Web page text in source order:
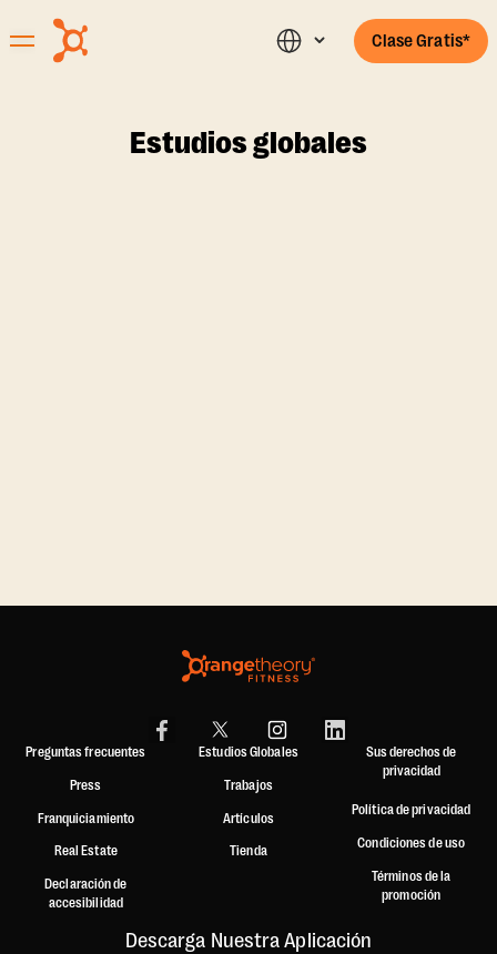
Clase Gratis*
Estudios globales
Preguntas frecuentes
Press
Franquiciamiento
Real Estate
Declaración de
accesibilidad
Estudios Globales
Trabajos
Artículos
Tienda
Sus derechos de
privacidad
Política de privacidad
Condiciones de uso
Términos de la
promoción
Descarga Nuestra Aplicación